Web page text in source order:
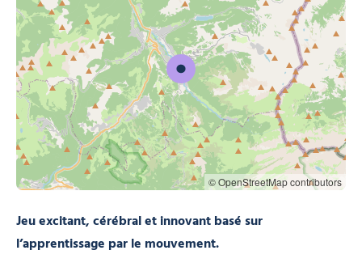
Jeu excitant, cérébral et innovant basé sur
l’apprentissage par le mouvement.
© OpenStreetMap contributors